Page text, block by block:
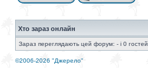
Хто зараз онлайн
Зараз переглядають цей форум: - і 0 гостей
©2006-2026 "Джерело"